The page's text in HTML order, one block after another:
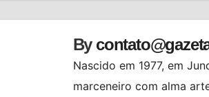
By
Nascido em 1977, em
marceneiro com alma